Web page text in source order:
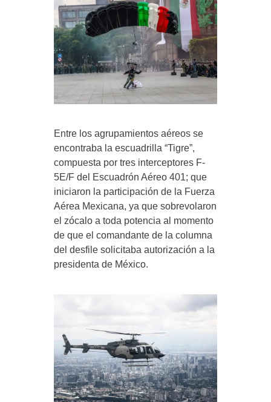
Entre los agrupamientos aéreos se
encontraba la escuadrilla “Tigre”,
compuesta por tres interceptores F-
5E/F del Escuadrón Aéreo 401; que
iniciaron la participación de la Fuerza
Aérea Mexicana, ya que sobrevolaron
el zócalo a toda potencia al momento
de que el comandante de la columna
del desfile solicitaba autorización a la
presidenta de México.